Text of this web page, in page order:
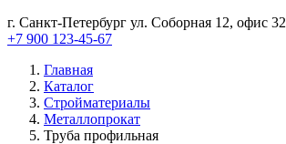
г. Санкт-Петербург ул. Соборная 12, офис 32
+7 900 123-45-67
Главная
Каталог
Стройматериалы
Металлопрокат
Труба профильная